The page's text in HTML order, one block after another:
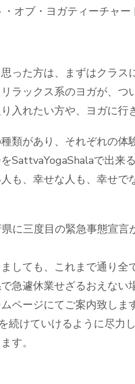
オブ・ヨガティーチャー
った方は、まずはクラス
ラックス系のヨガが、つ
入れたい方や、ヨガに
類があり、それぞれの体
SattvaYogaShalaで出来
も、幸せな人も、幸せ
に三度目の緊急事態宣
しても、これまで通り全
急遽休業せざるおえない
ページにてご案内致しま
続けていけるように尽力し
す。